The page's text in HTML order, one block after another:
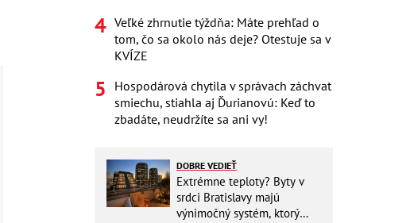
Veľké zhrnutie týždňa: Máte prehľad o
tom, čo sa okolo nás deje? Otestuje sa v
KVÍZE
Hospodárová chytila v správach záchvat
smiechu, stiahla aj Ďurianovú: Keď to
zbadáte, neudržíte sa ani vy!
DOBRE VEDIEŤ
Extrémne teploty? Byty v
srdci Bratislavy majú
výnimočný systém, ktorý